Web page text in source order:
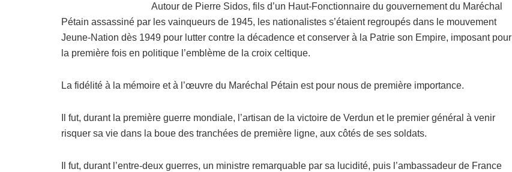
Autour de Pierre Sidos, fils d’un Haut-Fonctionnaire du gouvernement du Maréchal
Pétain assassiné par les vainqueurs de 1945, les nationalistes s’étaient regroupés dans le mouvement
Jeune-Nation dès 1949 pour lutter contre la décadence et conserver à la Patrie son Empire, imposant pour
la première fois en politique l’emblème de la croix celtique.
La fidélité à la mémoire et à l’œuvre du Maréchal Pétain est pour nous de première importance.
Il fut, durant la première guerre mondiale, l’artisan de la victoire de Verdun et le premier général à venir
risquer sa vie dans la boue des tranchées de première ligne, aux côtés de ses soldats.
Il fut, durant l’entre-deux guerres, un ministre remarquable par sa lucidité, puis l’ambassadeur de France